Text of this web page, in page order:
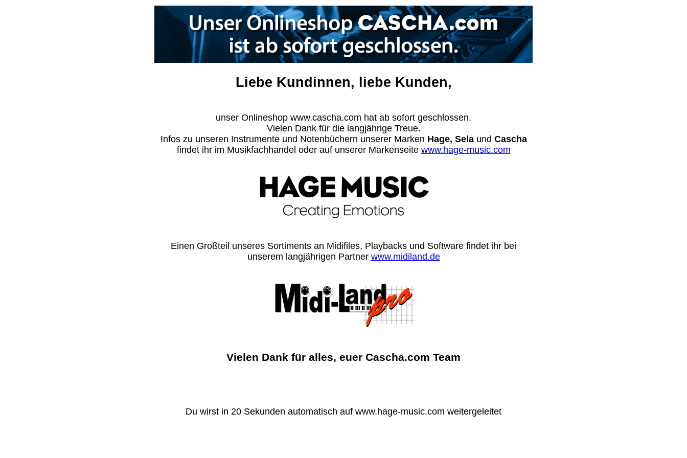
Liebe Kundinnen, liebe Kunden,
unser Onlineshop www.cascha.com hat ab sofort geschlossen.
Vielen Dank für die langjährige Treue.
Infos zu unseren Instrumente und Notenbüchern unserer Marken Hage, Selaund Cascha
findet ihr im Musikfachhandel oder auf unserer Markenseite www.hage-music.com
Einen Großteil unseres Sortiments an Midifiles, Playbacks und Software findet ihr bei
unserem langjährigen Partner www.midiland.de
Vielen Dank für alles, euer Cascha.com Team
Du wirst in 20 Sekunden automatisch auf www.hage-music.com weitergeleitet